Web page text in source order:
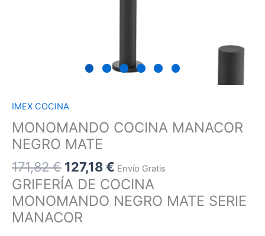
IMEX COCINA
MONOMANDO COCINA MANACOR
NEGRO MATE
171,82€ 127,18€ Envío Gratis
GRIFERÍA DE COCINA
MONOMANDO NEGRO MATE SERIE
MANACOR